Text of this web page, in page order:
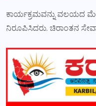
ಕಾರ್ಯಕ್ರಮವನ್ನು ವಲಯದ
ನಿರೂಪಿಸಿದರು. ಚಿರಾಂತನ